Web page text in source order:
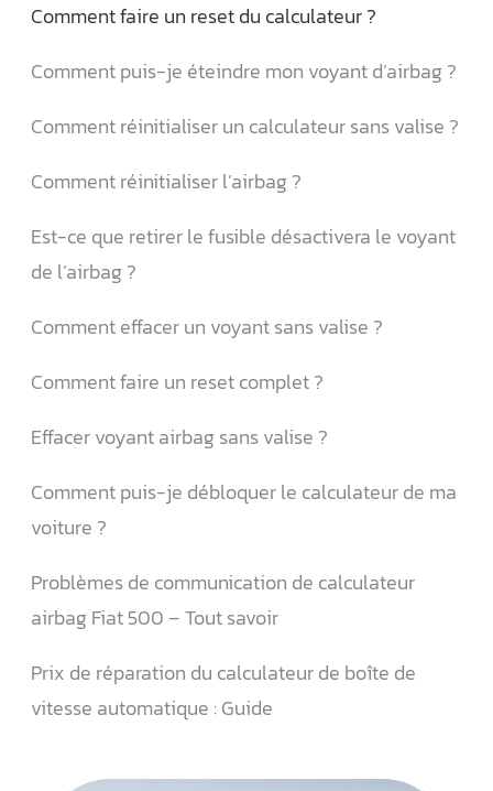
Comment faire un reset du calculateur ?
Comment puis-je éteindre mon voyant d’airbag ?
Comment réinitialiser un calculateur sans valise ?
Comment réinitialiser l’airbag ?
Est-ce que retirer le fusible désactivera le voyant
de l’airbag ?
Comment effacer un voyant sans valise ?
Comment faire un reset complet ?
Effacer voyant airbag sans valise ?
Comment puis-je débloquer le calculateur de ma
voiture ?
Problèmes de communication de calculateur
airbag Fiat 500 – Tout savoir
Prix de réparation du calculateur de boîte de
vitesse automatique : Guide